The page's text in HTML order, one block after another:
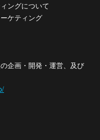
ングについて
ケティング
企画・開発・運営、及び